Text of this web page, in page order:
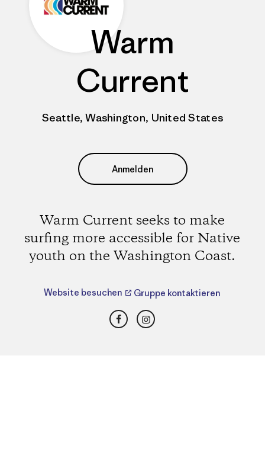
Warm
Current
Seattle, Washington, United States
Anmelden
Warm Current seeks to make
surfing more accessible for Native
youth on the Washington Coast.
Website besuchen Gruppe kontaktieren
FacebookInstagram